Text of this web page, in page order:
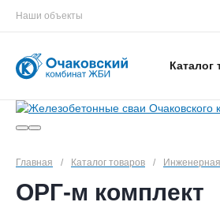
Наши объекты
Каталог
Главная / Каталог товаров /
ОРГ-м комплект